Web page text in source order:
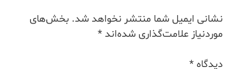
نشانی ایمیل شما منتشر نخواهد شد. بخش‌های
موردنیاز علامت‌گذاری شده‌اند *
دیدگاه *